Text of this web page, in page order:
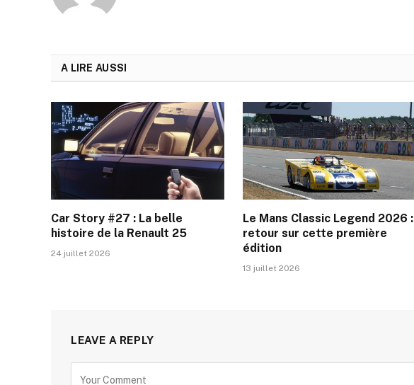
A LIRE AUSSI
Car Story #27 : La belle
histoire de la Renault 25
24 juillet 2026
Le Mans Classic Legend 2026 :
retour sur cette première
édition
13 juillet 2026
LEAVE A REPLY